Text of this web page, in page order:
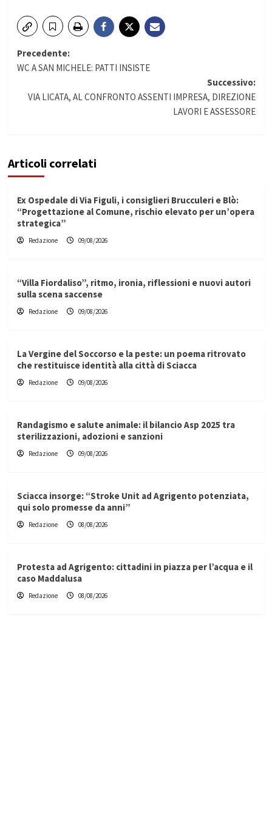
Navigazione
Precedente:
WC A SAN MICHELE: PATTI INSISTE
Successivo:
VIA LICATA, AL CONFRONTO ASSENTI IMPRESA, DIREZIONE
LAVORI E ASSESSORE
Articoli correlati
Ex Ospedale di Via Figuli, i consiglieri Brucculeri e Blò:
“Progettazione al Comune, rischio elevato per un’opera
strategica”
Redazione 09/08/2026
“Villa Fiordaliso”, ritmo, ironia, riflessioni e nuovi autori
sulla scena saccense
Redazione 09/08/2026
La Vergine del Soccorso e la peste: un poema ritrovato
che restituisce identità alla città di Sciacca
Redazione 09/08/2026
Randagismo e salute animale: il bilancio Asp 2025 tra
sterilizzazioni, adozioni e sanzioni
Redazione 09/08/2026
Sciacca insorge: “Stroke Unit ad Agrigento potenziata,
qui solo promesse da anni”
Redazione 08/08/2026
Protesta ad Agrigento: cittadini in piazza per l’acqua e il
caso Maddalusa
Redazione 08/08/2026